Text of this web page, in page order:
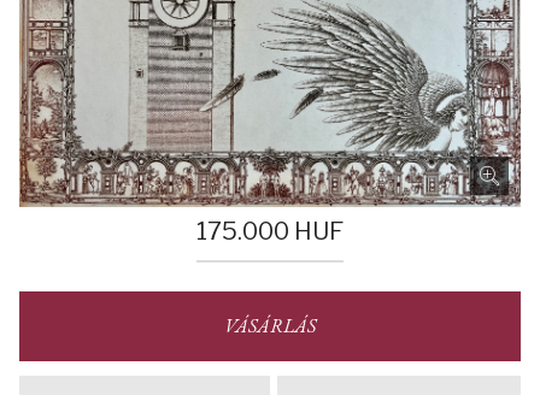
EN
DE
175.000 HUF
VÁSÁRLÁS